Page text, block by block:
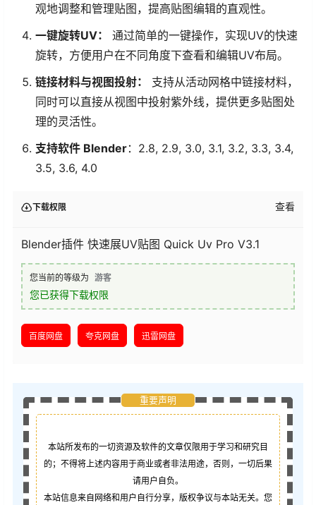
观地调整和管理贴图，提高贴图编辑的直观性。
一键旋转UV：
通过简单的一键操作，实现UV的快速
旋转，方便用户在不同角度下查看和编辑UV布局。
链接材料与视图投射：
支持从活动网格中链接材料，
同时可以直接从视图中投射紫外线，提供更多贴图处
理的灵活性。
支持软件 Blender：2.8, 2.9, 3.0, 3.1, 3.2, 3.3, 3.4,
3.5, 3.6, 4.0
下载权限 查看
Blender插件 快速展UV贴图 Quick Uv Pro V3.1
您当前的等级为 游客
您已获得下载权限
百度网盘 夸克网盘 迅雷网盘
重要声明
本站所发布的一切资源及软件的文章仅限用于学习和研究目
的；不得将上述内容用于商业或者非法用途，否则，一切后果
请用户自负。
本站信息来自网络和用户自行分享，版权争议与本站无关。您